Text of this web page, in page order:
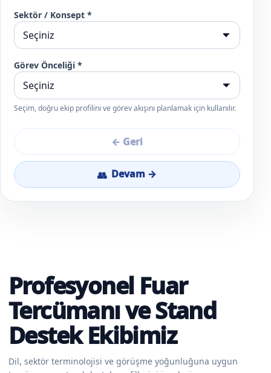
Sektör / Konsept *
Görev Önceliği *
Seçim, doğru ekip profilini ve görev akışını planlamak için kullanılır.
← Geri
Devam →
Profesyonel Fuar
Tercümanı ve Stand
Destek Ekibimiz
Dil, sektör terminolojisi ve görüşme yoğunluğuna uygun